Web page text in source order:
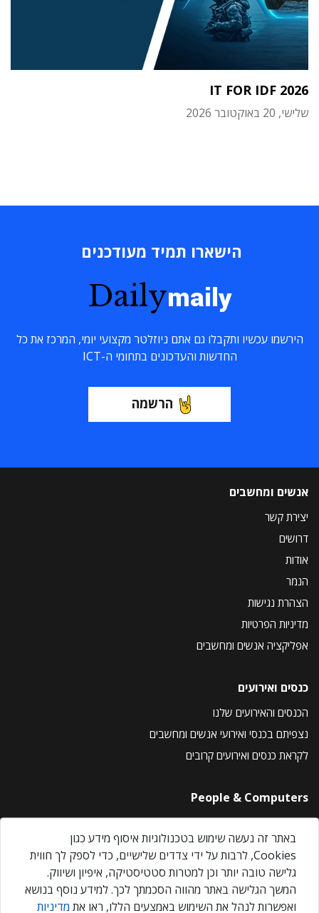
IT FOR IDF 2026
שלישי, 20 באוקטובר 2026
הישארו תמיד מעודכנים
Dailymaily
הירשמו עכשיו ותקבלו גם אתם ניוזלטר מקצועי יומי, המרכז את כל
החדשות והעדכונים בתחומי ה-ICT
הרשמה
אנשים ומחשבים
יצירת קשר
דרושים
אודות
הנמר
הצהרת נגישות
מדיניות הפרטיות
אפליקציה אנשים ומחשבים
כנסים ואירועים
הכנסים והאירועים שלנו
נצפיתם בכנסי ואירועי אנשים ומחשבים
לקראת כנסים ואירועים קרובים
People & Computers
About Us
Privacy Policy
Contact Us
Our Events
באתר זה נעשה שימוש בטכנולוגיות איסוף מידע כגון
Cookies, לרבות על ידי צדדים שלישיים, כדי לספק לך חווית
גלישה טובה יותר וכן למטרות סטטיסטיקה, איפיון ושיווק.
המשך הגלישה באתר מהווה הסכמתך לכך. למידע נוסף בנושא
ואפשרות לנהל את השימוש באמצעים הללו, ראו את מדיניות